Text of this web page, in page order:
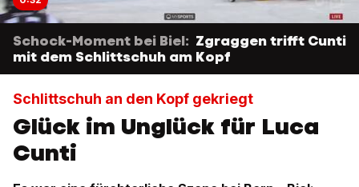
Schock-Moment bei Biel: Zgraggen trifft Cunti
mit dem Schlittschuh am Kopf
Schlittschuh an den Kopf gekriegt
Glück im Unglück für Luca
Cunti